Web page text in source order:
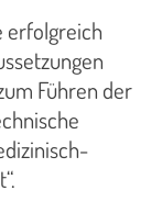
erfolgreich
Führen der